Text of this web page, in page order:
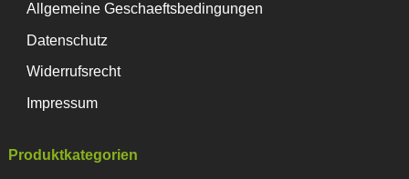
Allgemeine Geschaeftsbedingungen
Datenschutz
Widerrufsrecht
Impressum
Produktkategorien